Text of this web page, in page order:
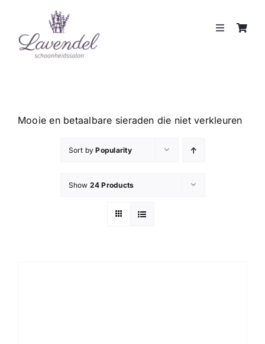
content
Toggle
JOUW HUIDCOACH
Mooie en betaalbare sieraden die niet verkleuren
Sort byPopularity
Show 24 Products